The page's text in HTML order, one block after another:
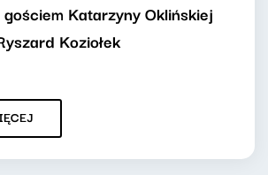
Katarzyny Oklińskiej
Koziołek